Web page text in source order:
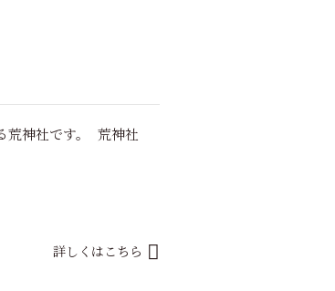
荒神社です。 荒神社
詳しくはこちら